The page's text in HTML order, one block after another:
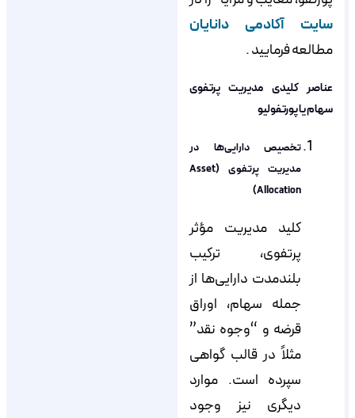
سایت آکادمی دانایان
مطالعه فرمایید .
عناصر کلیدی مدیریت پرتفوی
سهام یا پورتفولیو
تخصیص دارایی‌ها در
مدیریت پرتفوی (Asset
Allocation)
کلید مدیریت مؤثر
پرتفوی، ترکیب
بلندمدت دارایی‌ها از
جمله سهام، اوراق
قرضه و “وجوه نقد”
مثلاً در قالب گواهی
سپرده است. موارد
دیگری نیز وجود